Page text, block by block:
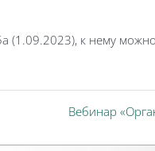
(1.09.2023), к нему
Вебинар